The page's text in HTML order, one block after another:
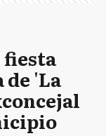
de 'La